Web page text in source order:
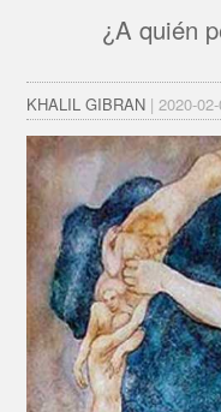
¿A quién
KHALIL GIBRAN | 2020-